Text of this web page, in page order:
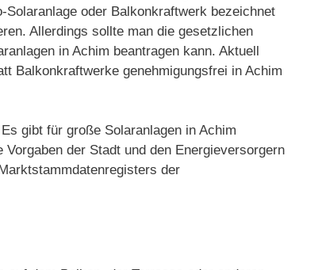
oder Balkonkraftwerk bezeichnet
Allerdings sollte man die gesetzlichen
in Achim beantragen kann. Aktuell
Balkonkraftwerke genehmigungsfrei in Achim
gibt für große Solaranlagen in Achim
der Stadt und den Energieversorgern
der